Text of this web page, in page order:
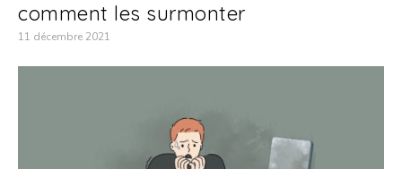
comment les surmonter
11 décembre 2021